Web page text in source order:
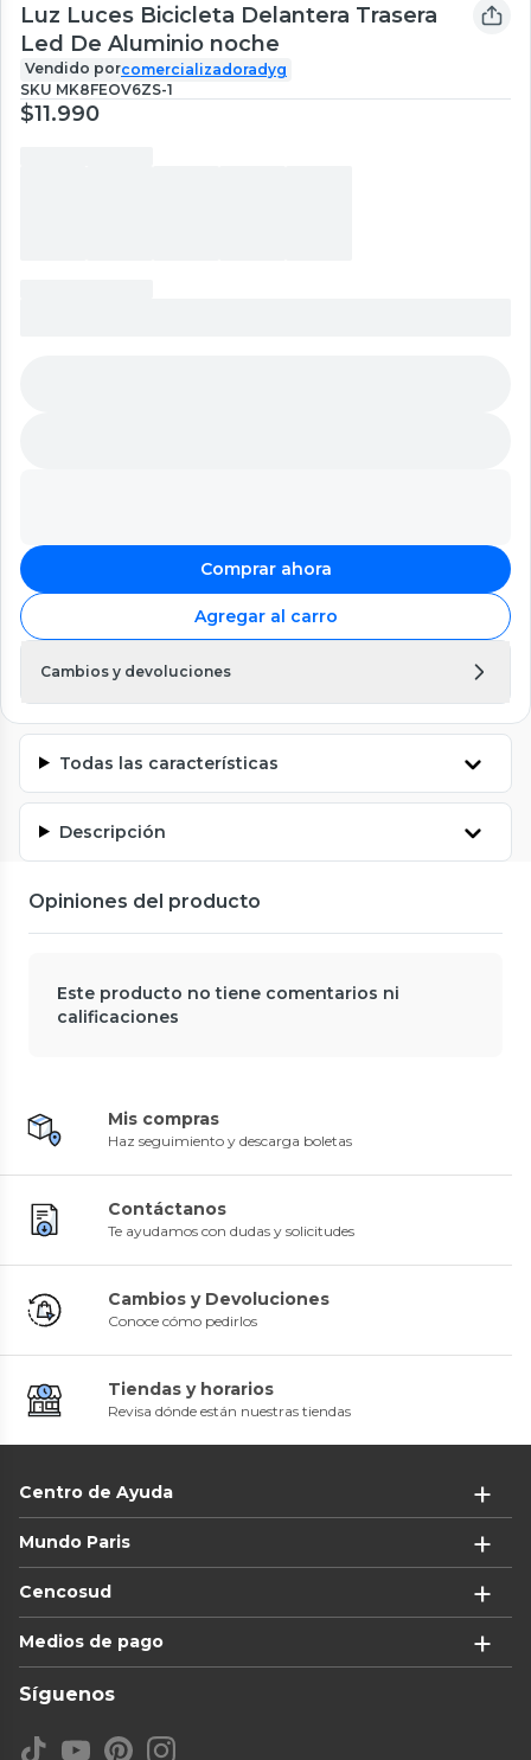
Luz Luces Bicicleta Delantera Trasera
Led De Aluminio noche
Vendido porcomercializadoradyg
SKU MK8FEOV6ZS-1
$11.990
Comprar ahora
Agregar al carro
Cambios y devoluciones
Todas las características
Descripción
Opiniones del producto
Este producto no tiene comentarios ni
calificaciones
Mis compras
Haz seguimiento y descarga boletas
Contáctanos
Te ayudamos con dudas y solicitudes
Cambios y Devoluciones
Conoce cómo pedirlos
Tiendas y horarios
Revisa dónde están nuestras tiendas
Centro de Ayuda
Mundo Paris
Cencosud
Medios de pago
Síguenos